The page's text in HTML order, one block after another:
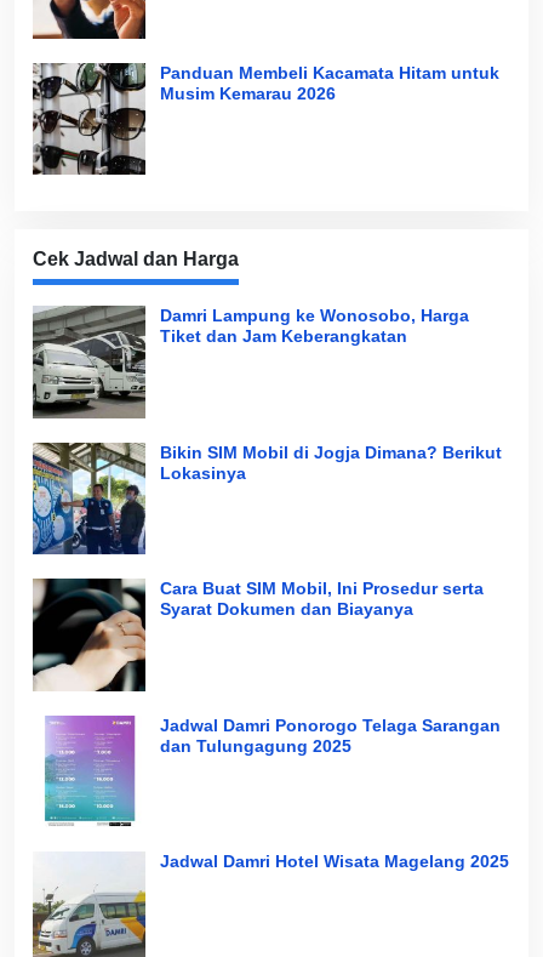
Panduan Membeli Kacamata Hitam untuk
Musim Kemarau 2026
Cek Jadwal dan Harga
Damri Lampung ke Wonosobo, Harga
Tiket dan Jam Keberangkatan
Bikin SIM Mobil di Jogja Dimana? Berikut
Lokasinya
Cara Buat SIM Mobil, Ini Prosedur serta
Syarat Dokumen dan Biayanya
Jadwal Damri Ponorogo Telaga Sarangan
dan Tulungagung 2025
Jadwal Damri Hotel Wisata Magelang 2025